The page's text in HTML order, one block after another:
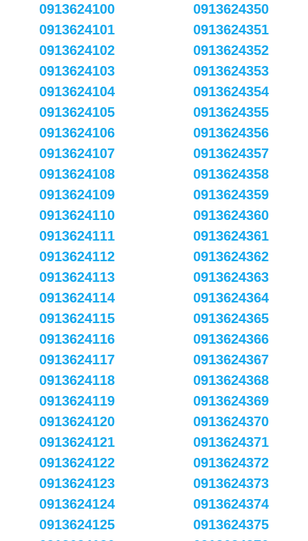
0913624100
0913624101
0913624102
0913624103
0913624104
0913624105
0913624106
0913624107
0913624108
0913624109
0913624110
0913624111
0913624112
0913624113
0913624114
0913624115
0913624116
0913624117
0913624118
0913624119
0913624120
0913624121
0913624122
0913624123
0913624124
0913624125
0913624350
0913624351
0913624352
0913624353
0913624354
0913624355
0913624356
0913624357
0913624358
0913624359
0913624360
0913624361
0913624362
0913624363
0913624364
0913624365
0913624366
0913624367
0913624368
0913624369
0913624370
0913624371
0913624372
0913624373
0913624374
0913624375